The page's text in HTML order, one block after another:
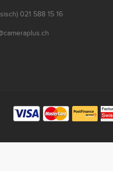
021 588 15 16